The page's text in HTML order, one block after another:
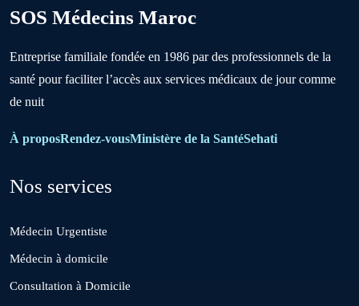
Boujniba
Boulanouare
Bouznika
Deroua
El Borouj
El Gara
SOS Médecins Maroc
Entreprise familiale fondée en 1986 par des professionnels de la
santé pour faciliter l’accès aux services médicaux de jour comme
de nuit
À proposRendez-vousMinistère de la SantéSehati
Nos services
Médecin Urgentiste
Médecin à domicile
Consultation à Domicile